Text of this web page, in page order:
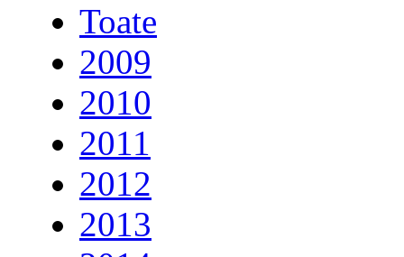
Toate
2009
2010
2011
2012
2013